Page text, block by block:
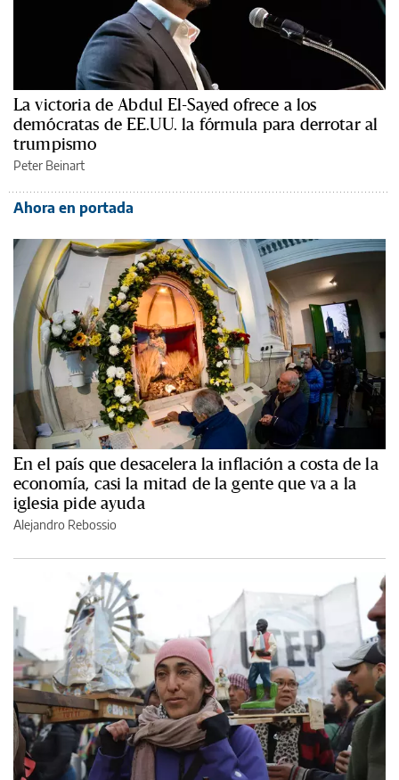
La victoria de Abdul El-Sayed ofrece a los
demócratas de EE.UU. la fórmula para derrotar al
trumpismo
Peter Beinart
Ahora en portada
En el país que desacelera la inflación a costa de la
economía, casi la mitad de la gente que va a la
iglesia pide ayuda
Alejandro Rebossio